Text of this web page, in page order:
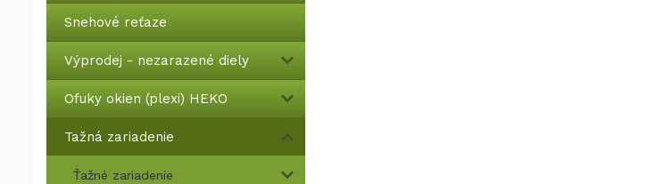
Snehové reťaze
Výprodej - nezarazené diely
Ofuky okien (plexi) HEKO
Tažná zariadenie
Ťažné zariadenie